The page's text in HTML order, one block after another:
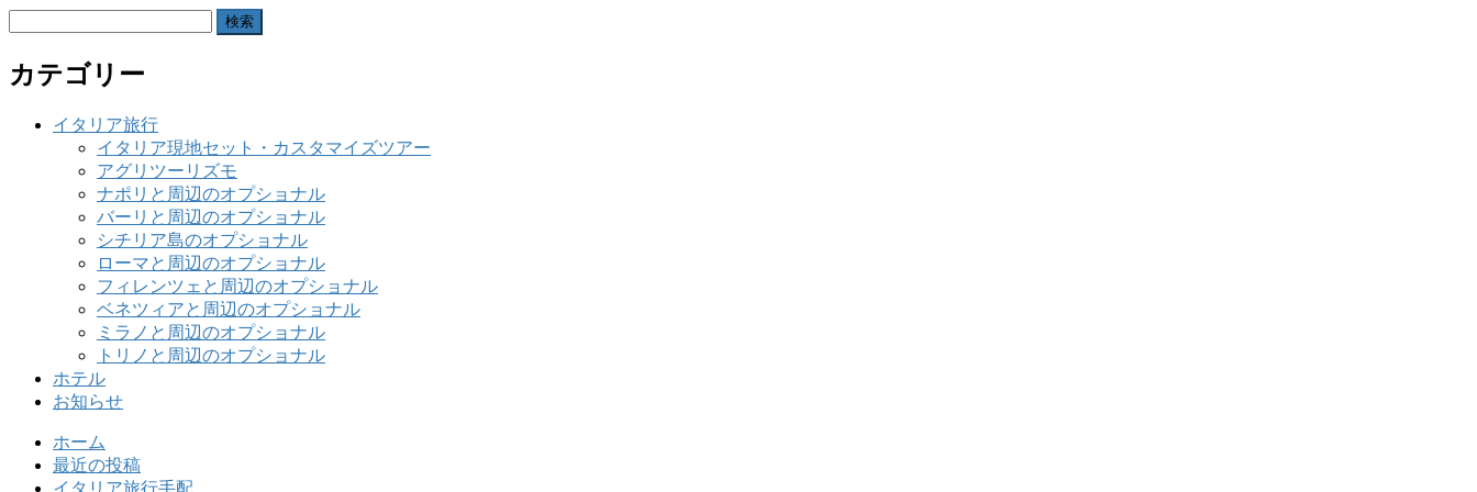
カテゴリー
イタリア旅行
イタリア現地セット・カスタマイズツアー
アグリツーリズモ
ナポリと周辺のオプショナル
バーリと周辺のオプショナル
シチリア島のオプショナル
ローマと周辺のオプショナル
フィレンツェと周辺のオプショナル
ベネツィアと周辺のオプショナル
ミラノと周辺のオプショナル
トリノと周辺のオプショナル
ホテル
お知らせ
ホーム
最近の投稿
イタリア旅行手配